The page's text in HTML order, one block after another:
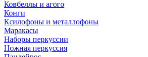
Ковбеллы и агого
Конги
Ксилофоны и металлофоны
Маракасы
Наборы перкуссии
Ножная перкуссия